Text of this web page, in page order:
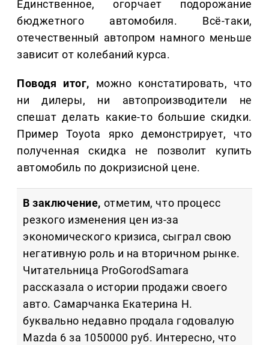
Единственное, огорчает подорожание
бюджетного автомобиля. Всё-таки,
отечественный автопром намного меньше
зависит от колебаний курса.
Поводя итог, можно констатировать, что
ни дилеры, ни автопроизводители не
спешат делать какие-то большие скидки.
Пример Toyota ярко демонстрирует, что
полученная скидка не позволит купить
автомобиль по докризисной цене.
В заключение, отметим, что процесс
резкого изменения цен из-за
экономического кризиса, сыграл свою
негативную роль и на вторичном рынке.
Читательница ProGorodSamara
рассказала о истории продажи своего
авто. Самарчанка Екатерина Н.
буквально недавно продала годовалую
Mazda 6 за 1050000 руб. Интересно, что